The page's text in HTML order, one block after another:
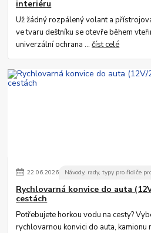
interiéru
Už žádný rozpálený volant a
ve tvaru deštníku se otevře během
univerzální ochrana ...číst celé
22.06.2026 Návody, rady, typy pro řidiče
Rychlovarná konvice do auta
cestách
Potřebujete horkou vodu na cesty?
rychlovarnou konvici do auta, kamionu